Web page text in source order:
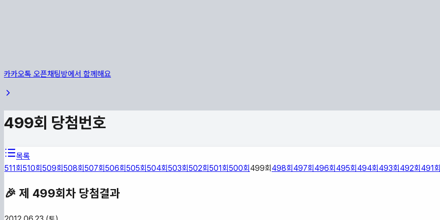
카카오톡 오픈채팅방에서 함께해요
499회 당첨번호
목록
511회510회509회508회507회506회505회504회503회502회501회500회499회498회497회496회495회494회493회492회491회
🎉 제 499회차 당첨결과